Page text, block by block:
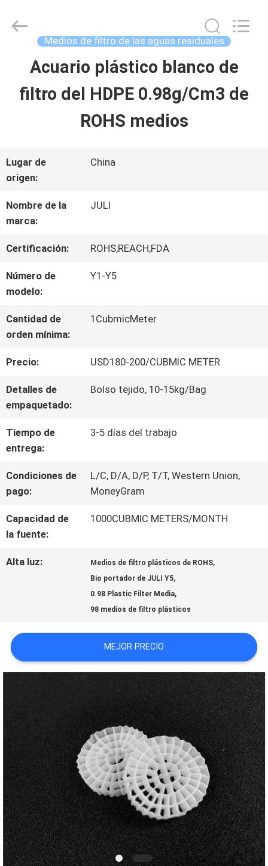
CASA
SOBRE
NOSOTROS
RECORRIDO
POR
FÁBRICA
CONTROL
DE
CALIDAD
CONTACTA
NOSOTROS
MAPA
DEL
POLÍTICA
DE
PRIVACIDAD
LuoX
Plastic
Medios de filtro de las aguas residuales
Acuario plástico blanco de
filtro del HDPE 0.98g/Cm3 de
ROHS medios
Lugar de
origen:
China
Nombre de la
marca:
JULI
Certificación: ROHS,REACH,FDA
Número de
modelo:
Y1-Y5
Cantidad de
orden mínima:
1CubmicMeter
Precio: USD180-200/CUBMIC METER
Detalles de
empaquetado:
Bolso tejido, 10-15kg/Bag
Tiempo de
entrega:
3-5 días del trabajo
Condiciones de
pago:
L/C, D/A, D/P, T/T, Western Union,
MoneyGram
Capacidad de
la fuente:
1000CUBMIC METERS/MONTH
Alta luz: Medios de filtro plásticos de ROHS,
Bio portador de JULI Y5,
0.98 Plastic Filter Media,
98 medios de filtro plásticos
MEJOR PRECIO